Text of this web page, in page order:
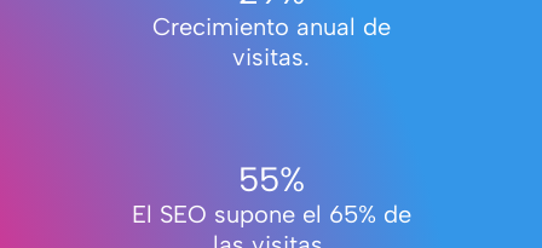
Crecimiento anual de
visitas.
65%
El SEO supone el 65% de